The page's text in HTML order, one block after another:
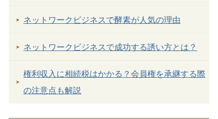
ネットワークビジネスで酵素が人気の理由
ネットワークビジネスで成功する誘い方とは？
権利収入に相続税はかかる？会員権を承継する際
の注意点も解説